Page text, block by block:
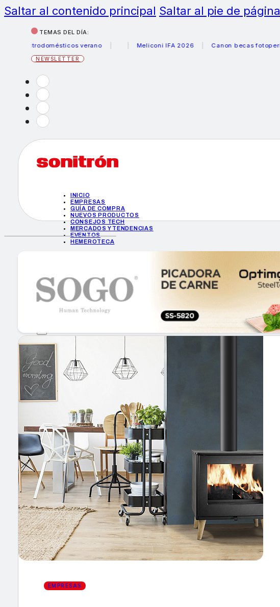
Saltar al contenido principal Saltar al pie de página
TEMAS DEL DÍA:
verano
Meliconi IFA 2026 Canon becas fotoperiodismo
NEWSLETTER
INICIO
EMPRESAS
GUÍA DE COMPRA
NUEVOS PRODUCTOS
CONSEJOS TECH
MERCADOS Y TENDENCIAS
EVENTOS
HEMEROTECA
GUÍA DE COMPRA
NUEVOS PRODUCTOS
CONSEJOS TECH
MERCADOS Y TENDENCIAS
HEMEROTECA
Encuentra tu noticia
Buscar
×
EMPRESAS